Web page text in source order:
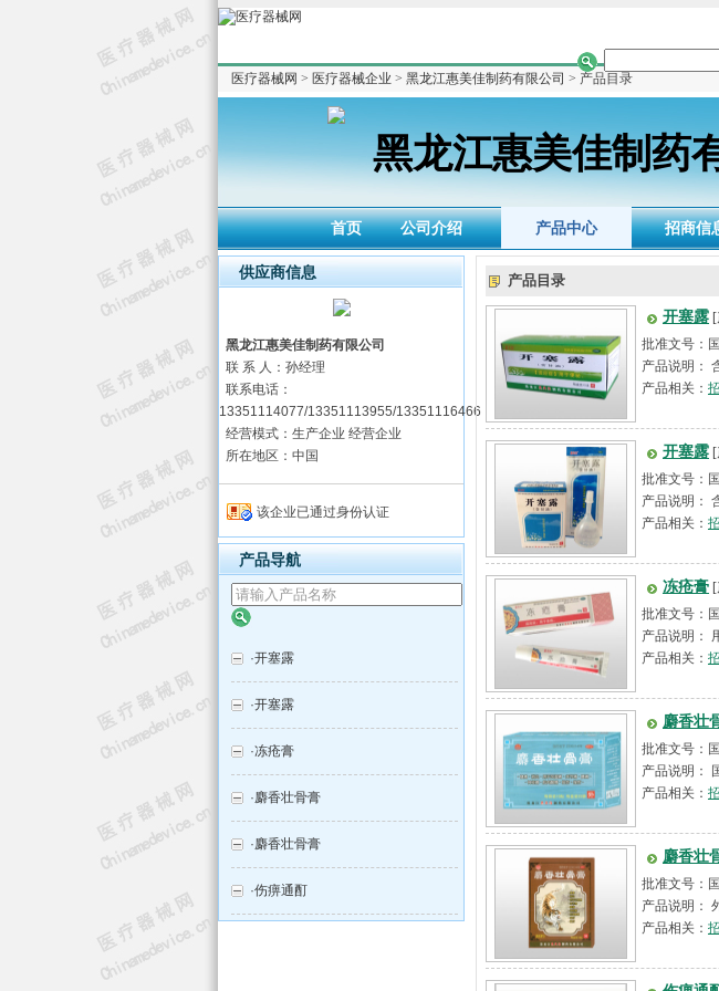
医疗器械网 > 医疗器械企业 > 黑龙江惠美佳制药有限公司 > 产品目录
黑龙江惠美佳制药
首页 公司介绍 产品中心 招商信
供应商信息
黑龙江惠美佳制药有限公司
联 系 人：孙经理
联系电话：
13351114077/13351113955/13351116466
经营模式：生产企业 经营企业
所在地区：中国
该企业已通过身份认证
产品导航
·开塞露
·开塞露
·冻疮膏
·麝香壮骨膏
·麝香壮骨膏
·伤痹通酊
产品目录
开塞露
批准文号：
产品说明：
产品相关：
开塞露
批准文号：
产品说明：
产品相关：
冻疮膏
批准文号：
产品说明：
伤...
产品相关：
麝香壮
批准文号：
产品说明：
痛，神经痛
产品相关：
麝香壮
批准文号：
产品说明：
产品相关：